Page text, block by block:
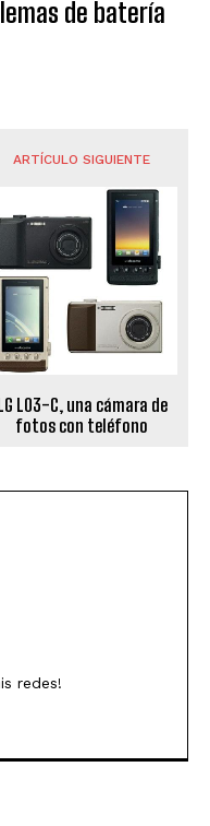
de batería
ARTÍCULO SIGUIENTE
LG L03-C, una cámara de
fotos con teléfono
redes!